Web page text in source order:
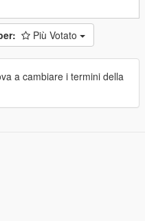
Più Votato
a cambiare i termini della